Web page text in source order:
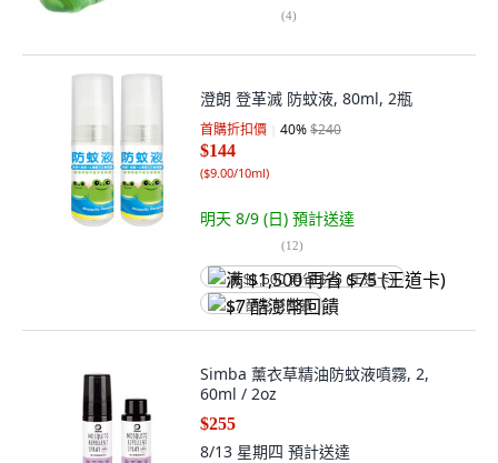
(4)
澄朗 登革滅 防蚊液, 80ml, 2瓶
首購折扣價 40%$240
$144
($9.00/10ml)
明天 8/9 (日) 預計送達
(12)
满 $1,500 再省 $75 (王道卡)
$7 酷澎幣回饋
Simba 薰衣草精油防蚊液噴霧, 2,
60ml / 2oz
$255
8/13 星期四 預計送達